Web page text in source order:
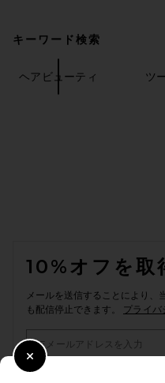
キーワード検索
ヘアビューティ ツ
10%オフを取
メールを送信することにより
も配信停止できます。 プライバ
Close Modal